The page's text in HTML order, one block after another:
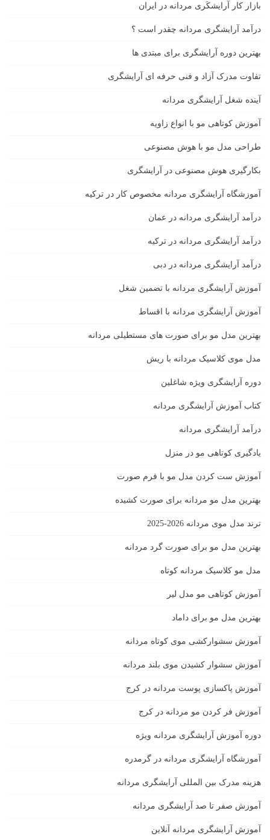
بازار كار آرايشكَرى مردانه در ايران
درآمد آرایشگری مردانه چقدر است ؟
بهترین دوره آرایشگری برای مبتدی ها
تفاوت مدرک آزاد و فنی حرفه ای آرایشگری
آینده شغل آرایشگری مردانه
آموزش کوتاهی مو با انواع زاویه
طراحی مدل مو با هوش مصنوعی
بکارگیری هوش مصنوعی در آرایشگری
آموزشگاه آرایشگری مردانه مخصوص کار در ترکیه
درآمد آرایشگری مردانه در عمان
درآمد آرایشگری مردانه در ترکیه
درآمد آرایشگری مردانه در دبی
آموزش آرایشگری مردانه با تضمین شغل
آموزش آرایشگری مردانه با اقساط
بهترین مدل مو برای صورت های مستطیلی مردانه
مدل موی کلاسیک مردانه با ریش
دوره آرایشگری ویژه شاغلین
کتاب آموزش آرایشگری مردانه
درآمد آرایشگری مردانه
یادگیری كوتاهى مو در منزل
آموزش ست كردن مدل مو با فرم صورت
بهترین مدل مو مردانه برای صورت کشیده
ترند مدل موی مردانه 2026-2025
بهترين مدل مو براى صورت گرد مردانه
مدل مو کلاسیک مردانه کوتاه
آموزش کوتاهی مو مدل لیر
بهترین مدل مو برای داماد
آموزش سشوارکشی موی کوتاه مردانه
آموزش سشوار کشیدن موی بلند مردانه
آموزش پاکسازی پوست مردانه در کرج
آموزش فر کردن مو مردانه در کرج
دوره آموزش آرایشگری مردانه ویژه
آموزشگاه آرایشگری مردانه در گرمدره
هزینه مدرک بین المللی آرایشگری مردانه
آموزش صفر تا صد آرایشگری مردانه
آموزش آرایشگری مردانه آنلاین